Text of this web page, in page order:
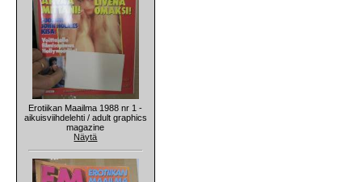
Erotiikan Maailma 1988 nr 1 -
aikuisviihdelehti / adult graphics
magazine
Näytä